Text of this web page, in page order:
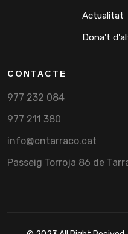
Actualitat
Dona't
CONTACTE
977 232 084
977 211 380
info@cntarraco.cat
Passeig Torroja 86 de